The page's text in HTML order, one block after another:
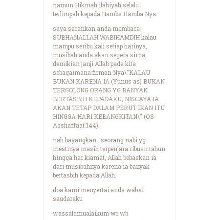
namun Hikmah ilahiyah selalu
terlimpah kepada Hamba Hamba Nya.
saya sarankan anda membaca
SUBHANALLAH WABIHAMDIH kalau
mampu seribu kali setiap harinya,
musibah anda akan segera sirna,
demikian janji Allah pada kita
sebagaimana firman Nya\"KALAU
BUKAN KARENA IA (Yunus as) BUKAN
TERGOLONG ORANG YG BANYAK
BERTASBIH KEPADAKU, NISCAYA IA
AKAN TETAP DALAM PERUT IKAN ITU
HINGGA HARI KEBANGKITAN\" (QS
Asshaffaat 144).
nah bayangkan.. seorang nabi yg
mestinya masih terpenjara ribuan tahun
hingga har kiamat, Allah bebaskan ia
dari musibahnya karena ia banyak
bertasbih kepada Allah.
doa kami menyertai anda wahai
saudaraku
wassalamualaikum wr wb